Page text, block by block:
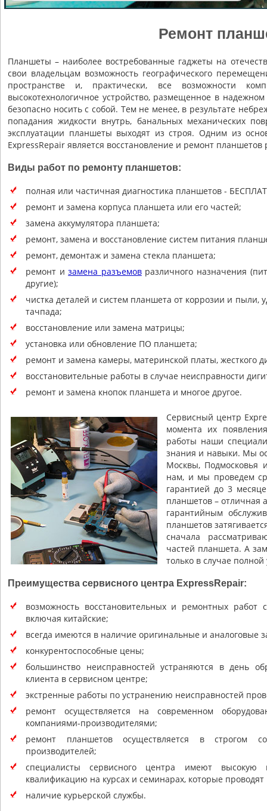
Ремонт
Планшеты – наиболее востребованные гаджеты на
свои владельцам возможность географического
пространстве и, практически, все возможности
высокотехнологичное устройство, размещенное в
безопасно носить с собой. Тем не менее, в результате
попадания жидкости внутрь, банальных механических
эксплуатации планшеты выходят из строя. Одним из
ExpressRepair является восстановление и ремонт
Виды работ по ремонту планшетов:
полная или частичная диагностика планшетов -
ремонт и замена корпуса планшета или его частей;
замена аккумулятора планшета;
ремонт, замена и восстановление систем питания
ремонт, демонтаж и замена стекла планшета;
ремонт изамена разъемовразличного назначения
другие);
чистка деталей и систем планшета от коррозии и пыли,
тачпада;
восстановление или замена матрицы;
установка или обновление ПО планшета;
ремонт и замена камеры, материнской платы, жесткого
восстановительные работы в случае неисправности
ремонт и замена кнопок планшета и многое другое.
Сервисный центр
момента их
работы наши
знания и навыки. Мы
Москвы, Подмосковья
нам, и мы проведем
гарантией до 3
планшетов – отличная
гарантийным
планшетов
сначала
частей планшета. А
только в случае
Преимущества сервисного центра ExpressRepair:
возможность восстановительных и ремонтных
включая китайские;
всегда имеются в наличие оригинальные и аналоговые
конкурентоспособные цены;
большинство неисправностей устраняются в день
клиента в сервисном центре;
экстренные работы по устранению неисправностей
ремонт осуществляется на современном
компаниями-производителями;
ремонт планшетов осуществляется в строгом
производителей;
специалисты сервисного центра имеют высокую
квалификацию на курсах и семинарах, которые
наличие курьерской службы.